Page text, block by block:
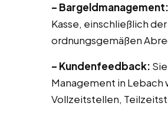
– Bargeldmanagement:
Kasse, einschließlich
ordnungsgemäßen
– Kundenfeedback:
Management in Lebach
Vollzeitstellen,